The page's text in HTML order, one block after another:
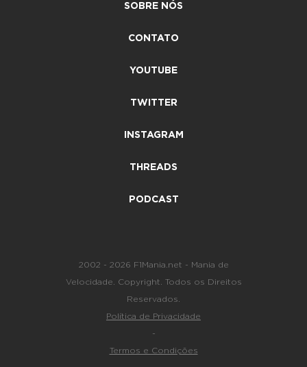
SOBRE NÓS
CONTATO
YOUTUBE
TWITTER
INSTAGRAM
THREADS
PODCAST
2002 - 2026 F1Mania.net - Mania de
Velocidade. Copyright. Todos os Direitos
Reservados.
Política de Privacidade
-
Termos e Condições